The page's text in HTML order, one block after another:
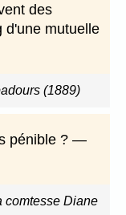
des
d'une mutuelle
(1889)
pénible ? —
comtesse Diane